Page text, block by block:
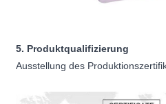
5. Produktqualifizierung
Ausstellung des